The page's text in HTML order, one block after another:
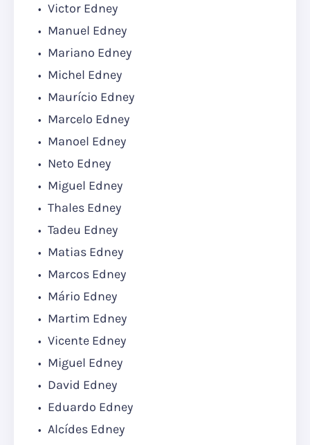
Victor Edney
Manuel Edney
Mariano Edney
Michel Edney
Maurício Edney
Marcelo Edney
Manoel Edney
Neto Edney
Miguel Edney
Thales Edney
Tadeu Edney
Matias Edney
Marcos Edney
Mário Edney
Martim Edney
Vicente Edney
Miguel Edney
David Edney
Eduardo Edney
Alcídes Edney